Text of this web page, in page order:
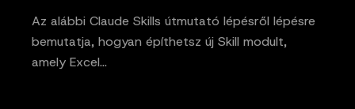
Az alábbi Claude Skills útmutató lépésről lépésre
bemutatja, hogyan építhetsz új Skill modult,
amely Excel…